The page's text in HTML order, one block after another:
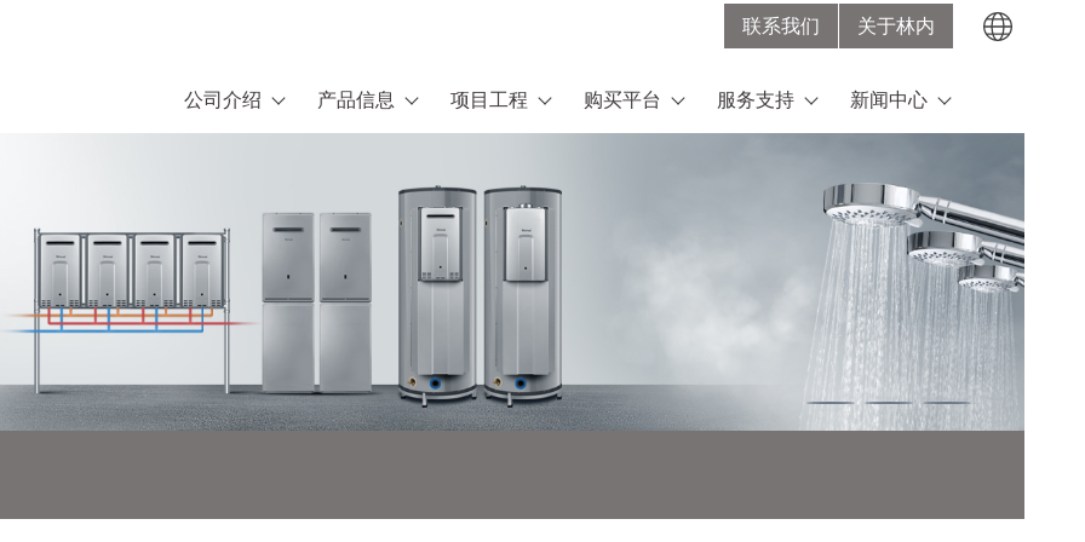
联系我们 关于林内
公司介绍 产品信息 项目工程 购买平台 服务支持 新闻中心